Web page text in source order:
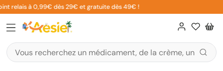
Aller
au
contenu
relais à 0,99€ dès 29€ et gratuite dès 49€ !